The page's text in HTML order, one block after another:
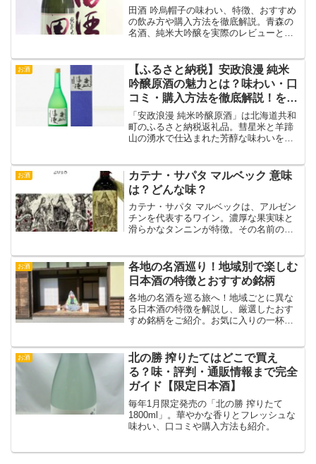
田酒 吟烏帽子の味わい、特徴、おすすめ
の飲み方や購入方法を徹底解説。青森の
名酒、純米大吟醸を実際のレビューとと
お酒
【ふるさと納税】安政浪漫 純米
吟醸原酒の魅力とは？味わい・口
コミ・購入方法を徹底解説！を徹
底解説！
「安政浪漫 純米吟醸原酒」は北海道共和
町のふるさと納税返礼品。彗星米と羊蹄
山の湧水で仕込まれた芳醇な味わいを徹
お酒
カテナ・サパタ マルベック 意味
は？どんな味？
カテナ・サパタ マルベックは、アルゼン
チンを代表するワイン。濃厚な果実味と
滑らかなタンニンが特徴。その名前の意
お酒
各地の名酒巡り！地域別で楽しむ
日本酒の特徴とおすすめ銘柄
各地の名酒を巡る旅へ！地域ごとに異な
る日本酒の特徴を解説し、厳選したおす
すめ銘柄をご紹介。お気に入りの一杯を
お酒
北の勝 搾りたてはどこで買え
る？味・評判・通販情報まで完全
ガイド【限定日本酒】
毎年1月限定発売の「北の勝 搾りたて
1800ml」。華やかな香りとフレッシュな
味わい、口コミや購入方法も紹介。